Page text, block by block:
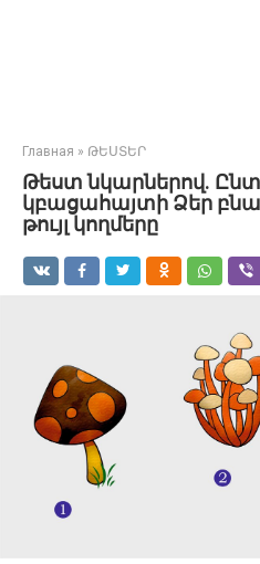
Главная » ԹԵՍՏԵՐ
Թեստ նկարներով.
կբացահայտի Ձեր
թույլ կողմերը